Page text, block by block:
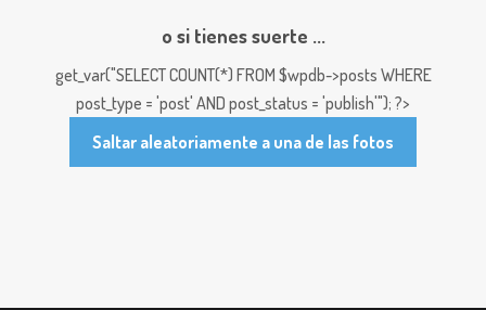
o si tienes suerte ...
get_var("SELECT COUNT(*) FROM $wpdb->posts WHERE
post_type = 'post' AND post_status = 'publish'"); ?>
Saltar aleatoriamente a una de las fotos